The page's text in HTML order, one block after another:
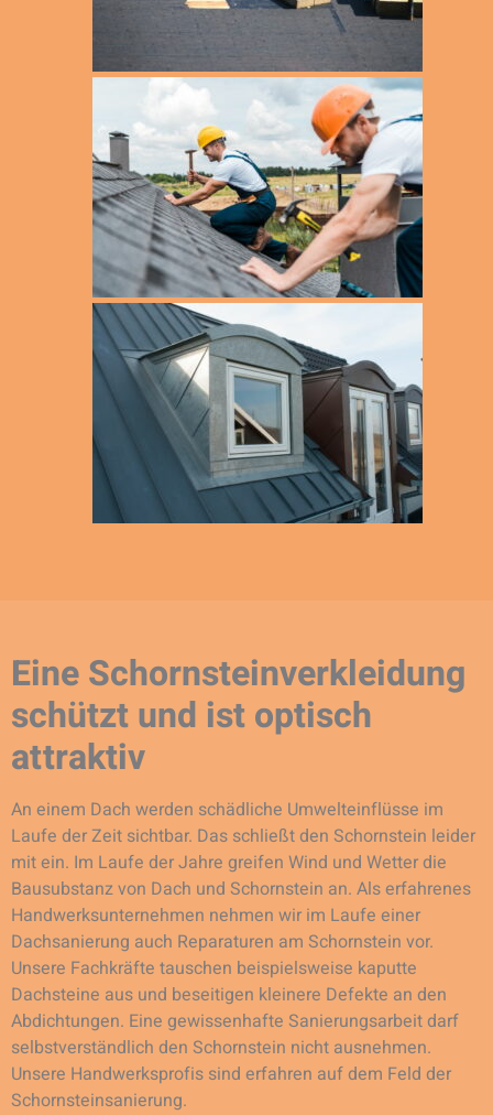
Eine Schornsteinverkleidung
schützt und ist optisch
attraktiv
An einem Dach werden schädliche Umwelteinflüsse im
Laufe der Zeit sichtbar. Das schließt den Schornstein leider
mit ein. Im Laufe der Jahre greifen Wind und Wetter die
Bausubstanz von Dach und Schornstein an. Als erfahrenes
Handwerksunternehmen nehmen wir im Laufe einer
Dachsanierung auch Reparaturen am Schornstein vor.
Unsere Fachkräfte tauschen beispielsweise kaputte
Dachsteine aus und beseitigen kleinere Defekte an den
Abdichtungen. Eine gewissenhafte Sanierungsarbeit darf
selbstverständlich den Schornstein nicht ausnehmen.
Unsere Handwerksprofis sind erfahren auf dem Feld der
Schornsteinsanierung.